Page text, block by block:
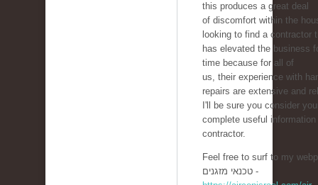
this produces a great deal
of discomfort within the
looking to find a contractor
has elevated the business
time because for all of
us, their experience with
repairs are extensive and
I'll be sure you consider
complete useful information
contractor.
Feel free to surf to my
טכנאי מזגנים -